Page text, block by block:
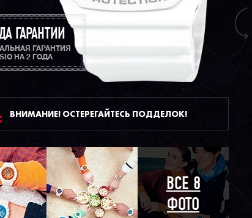
ГАРАНТИИ
ГАРАНТИЯ
НА 2 ГОДА
ВНИМАНИЕ! ОСТЕРЕГАЙТЕСЬ ПОДДЕЛОК!
ВСЕ 8
ФОТО